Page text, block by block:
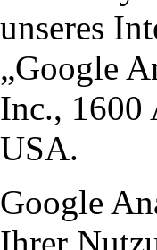
unseres
„Google
Inc., 1600
USA.
Google